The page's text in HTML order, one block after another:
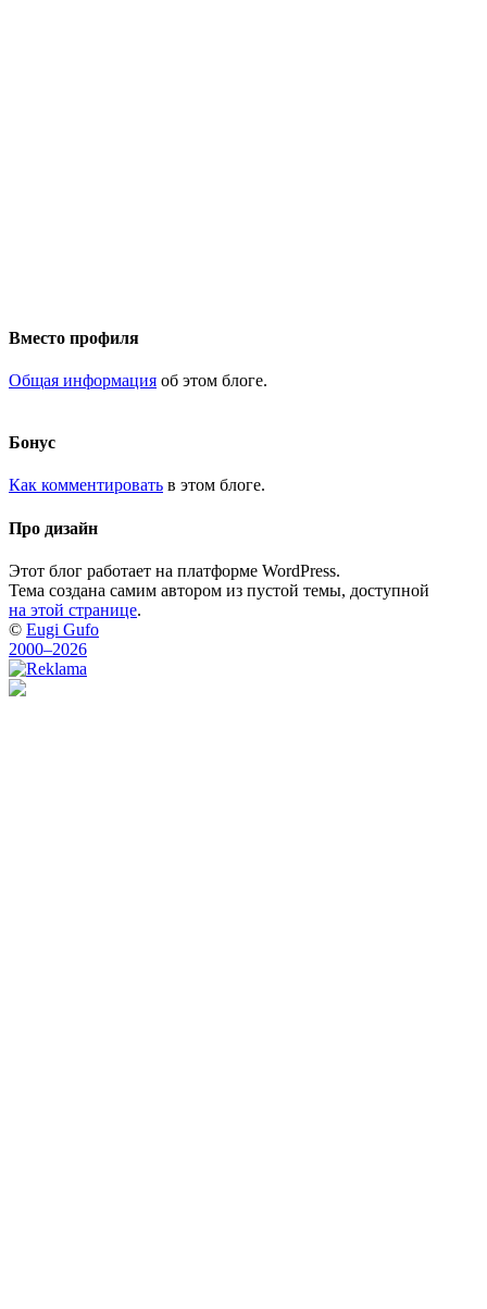
Вместо профиля
Общая информация об этом блоге.
Бонус
Как комментировать в этом блоге.
Про дизайн
Этот блог работает на платформе WordPress.
Тема создана самим автором из пустой темы, доступной
на этой странице.
© Eugi Gufo
2000–2026